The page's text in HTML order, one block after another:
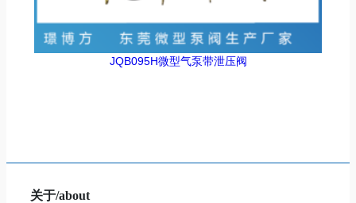
JQB095H微型气泵带泄压阀
关于/about